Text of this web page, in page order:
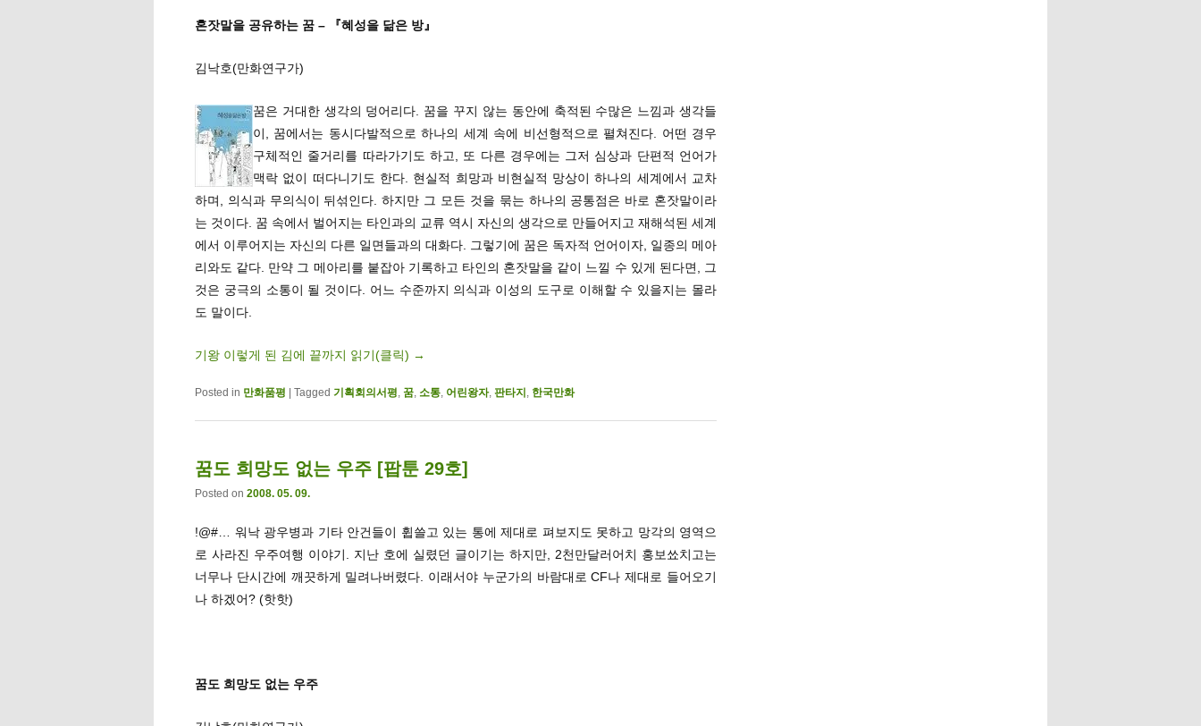
혼잣말을 공유하는 꿈 – 『혜성을 닮은 방』
김낙호(만화연구가)
꿈은 거대한 생각의 덩어리다. 꿈을 꾸지 않는 동안에 축적된 수많은 느낌과 생각들
이, 꿈에서는 동시다발적으로 하나의 세계 속에 비선형적으로 펼쳐진다. 어떤 경우
구체적인 줄거리를 따라가기도 하고, 또 다른 경우에는 그저 심상과 단편적 언어가
맥락 없이 떠다니기도 한다. 현실적 희망과 비현실적 망상이 하나의 세계에서 교차
하며, 의식과 무의식이 뒤섞인다. 하지만 그 모든 것을 묶는 하나의 공통점은 바로 혼잣말이라
는 것이다. 꿈 속에서 벌어지는 타인과의 교류 역시 자신의 생각으로 만들어지고 재해석된 세계
에서 이루어지는 자신의 다른 일면들과의 대화다. 그렇기에 꿈은 독자적 언어이자, 일종의 메아
리와도 같다. 만약 그 메아리를 붙잡아 기록하고 타인의 혼잣말을 같이 느낄 수 있게 된다면, 그
것은 궁극의 소통이 될 것이다. 어느 수준까지 의식과 이성의 도구로 이해할 수 있을지는 몰라
도 말이다.
기왕 이렇게 된 김에 끝까지 읽기(클릭) →
Posted in 만화품평 Tagged 기획회의서평, 꿈, 소통, 어린왕자, 판타지 , 한국만화
꿈도 희망도 없는 우주 [팝툰 29호]
Posted on 2008. 05. 09.
!@#… 워낙 광우병과 기타 안건들이 휩쓸고 있는 통에 제대로 펴보지도 못하고 망각의 영역으
로 사라진 우주여행 이야기. 지난 호에 실렸던 글이기는 하지만, 2천만달러어치 홍보쑈치고는
너무나 단시간에 깨끗하게 밀려나버렸다. 이래서야 누군가의 바람대로 CF나 제대로 들어오기
나 하겠어? (핫핫)
꿈도 희망도 없는 우주